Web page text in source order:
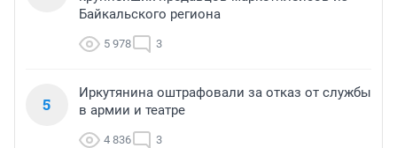
Байкальского региона
5 978 3
5
Иркутянина оштрафовали за отказ от службы
в армии и театре
4 836 3